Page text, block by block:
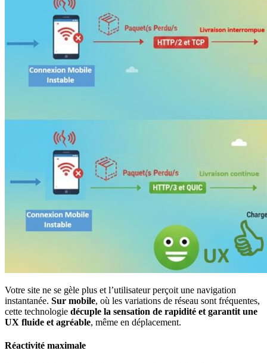
Votre site ne se gèle plus et l’utilisateur perçoit une navigation
instantanée. Sur mobile, où les variations de réseau sont fréquentes,
cette technologie décuple la sensation de rapidité et garantit une
UX fluide et agréable, même en déplacement.
Réactivité maximale